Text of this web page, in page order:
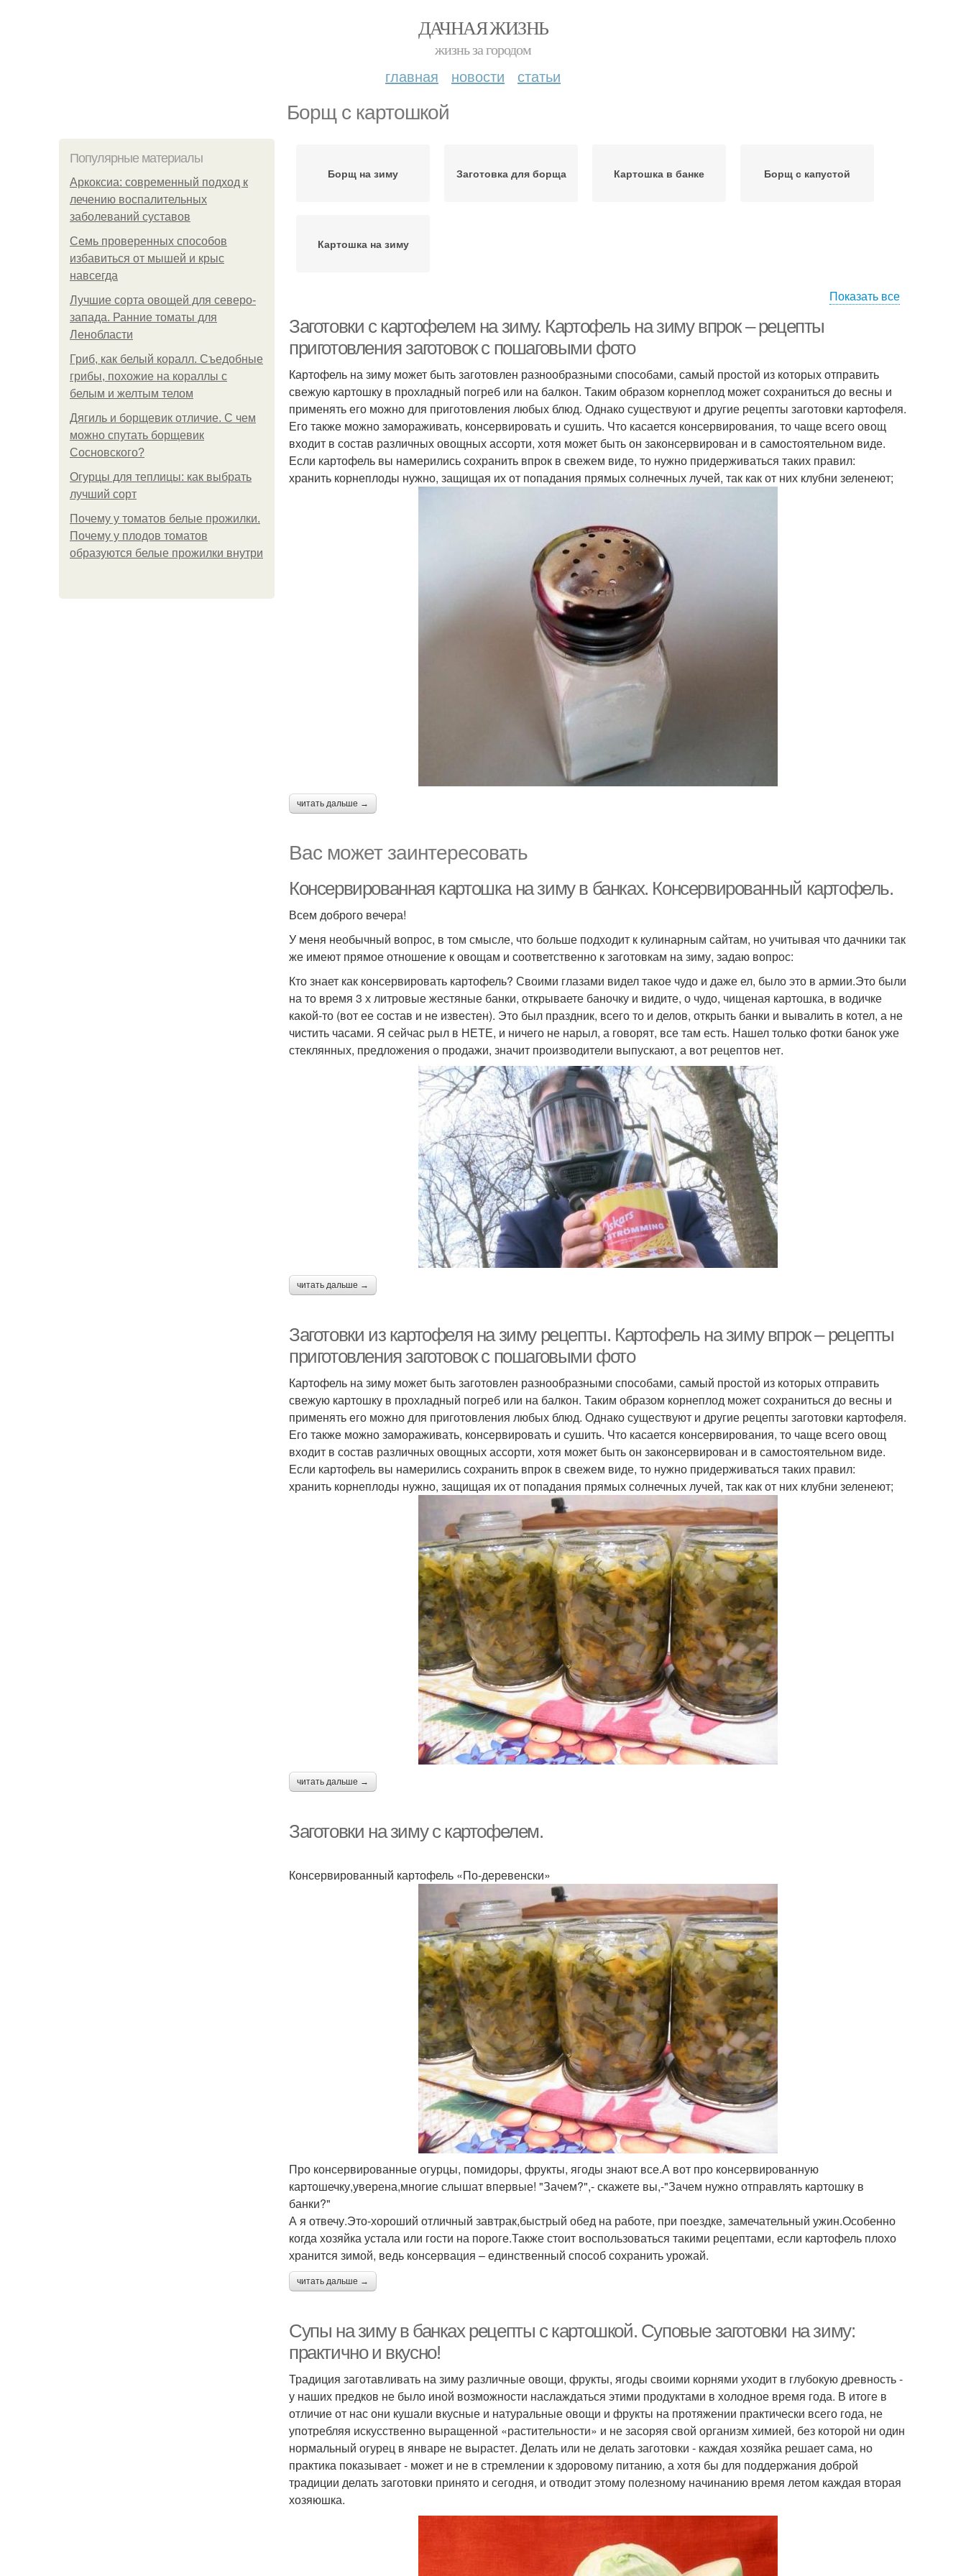
ДАЧНАЯ ЖИЗНЬ
жизнь за городом
главная новости статьи
Борщ с картошкой
Популярные материалы
Аркоксиа: современный подход к
лечению воспалительных
заболеваний суставов
Семь проверенных способов
избавиться от мышей и крыс
навсегда
Лучшие сорта овощей для северо-
запада. Ранние томаты для
Ленобласти
Гриб, как белый коралл. Съедобные
грибы, похожие на кораллы с
белым и желтым телом
Дягиль и борщевик отличие. С чем
можно спутать борщевик
Сосновского?
Огурцы для теплицы: как выбрать
лучший сорт
Почему у томатов белые прожилки.
Почему у плодов томатов
образуются белые прожилки внутри
Борщ на зиму Заготовка для борща Картошка в банке Борщ с капустой
Картошка на зиму
Показать все
Заготовки с картофелем на зиму. Картофель на зиму впрок – рецепты
приготовления заготовок с пошаговыми фото
Картофель на зиму может быть заготовлен разнообразными способами, самый простой из которых отправить
свежую картошку в прохладный погреб или на балкон. Таким образом корнеплод может сохраниться до весны и
применять его можно для приготовления любых блюд. Однако существуют и другие рецепты заготовки картофеля.
Его также можно замораживать, консервировать и сушить. Что касается консервирования, то чаще всего овощ
входит в состав различных овощных ассорти, хотя может быть он законсервирован и в самостоятельном виде.
Если картофель вы намерились сохранить впрок в свежем виде, то нужно придерживаться таких правил:
хранить корнеплоды нужно, защищая их от попадания прямых солнечных лучей, так как от них клубни зеленеют;
читать дальше →
Вас может заинтересовать
Консервированная картошка на зиму в банках. Консервированный картофель.
Всем доброго вечера!
У меня необычный вопрос, в том смысле, что больше подходит к кулинарным сайтам, но учитывая что дачники так
же имеют прямое отношение к овощам и соответственно к заготовкам на зиму, задаю вопрос:
Кто знает как консервировать картофель? Своими глазами видел такое чудо и даже ел, было это в армии.Это были
на то время 3 х литровые жестяные банки, открываете баночку и видите, о чудо, чищеная картошка, в водичке
какой-то (вот ее состав и не известен). Это был праздник, всего то и делов, открыть банки и вывалить в котел, а не
чистить часами. Я сейчас рыл в НЕТЕ, и ничего не нарыл, а говорят, все там есть. Нашел только фотки банок уже
стеклянных, предложения о продажи, значит производители выпускают, а вот рецептов нет.
читать дальше →
Заготовки из картофеля на зиму рецепты. Картофель на зиму впрок – рецепты
приготовления заготовок с пошаговыми фото
Картофель на зиму может быть заготовлен разнообразными способами, самый простой из которых отправить
свежую картошку в прохладный погреб или на балкон. Таким образом корнеплод может сохраниться до весны и
применять его можно для приготовления любых блюд. Однако существуют и другие рецепты заготовки картофеля.
Его также можно замораживать, консервировать и сушить. Что касается консервирования, то чаще всего овощ
входит в состав различных овощных ассорти, хотя может быть он законсервирован и в самостоятельном виде.
Если картофель вы намерились сохранить впрок в свежем виде, то нужно придерживаться таких правил:
хранить корнеплоды нужно, защищая их от попадания прямых солнечных лучей, так как от них клубни зеленеют;
читать дальше →
Заготовки на зиму с картофелем.
Консервированный картофель «По-деревенски»
Про консервированные огурцы, помидоры, фрукты, ягоды знают все.А вот про консервированную
картошечку,уверена,многие слышат впервые! "Зачем?",- скажете вы,-"Зачем нужно отправлять картошку в
банки?"
А я отвечу.Это-хороший отличный завтрак,быстрый обед на работе, при поездке, замечательный ужин.Особенно
когда хозяйка устала или гости на пороге.Также стоит воспользоваться такими рецептами, если картофель плохо
хранится зимой, ведь консервация – единственный способ сохранить урожай.
читать дальше →
Супы на зиму в банках рецепты с картошкой. Суповые заготовки на зиму:
практично и вкусно!
Традиция заготавливать на зиму различные овощи, фрукты, ягоды своими корнями уходит в глубокую древность -
у наших предков не было иной возможности наслаждаться этими продуктами в холодное время года. В итоге в
отличие от нас они кушали вкусные и натуральные овощи и фрукты на протяжении практически всего года, не
употребляя искусственно выращенной «растительности» и не засоряя свой организм химией, без которой ни один
нормальный огурец в январе не вырастет. Делать или не делать заготовки - каждая хозяйка решает сама, но
практика показывает - может и не в стремлении к здоровому питанию, а хотя бы для поддержания доброй
традиции делать заготовки принято и сегодня, и отводит этому полезному начинанию время летом каждая вторая
хозяюшка.